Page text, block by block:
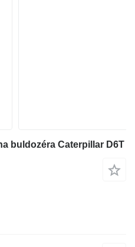
buldozéra Caterpillar D6T